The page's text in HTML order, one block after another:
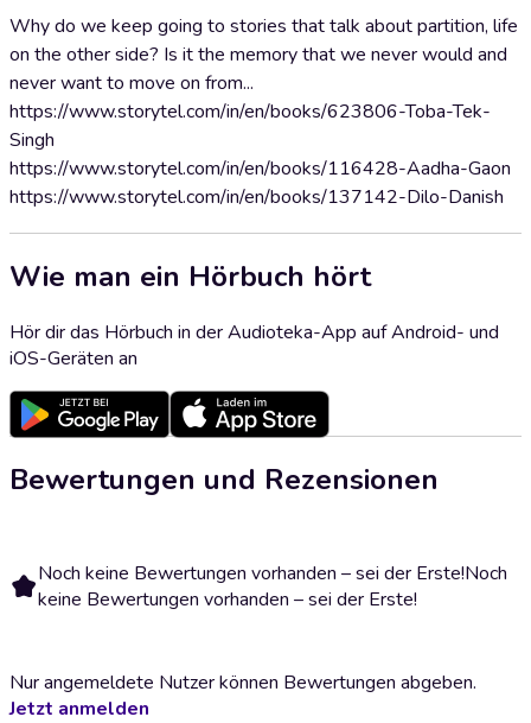
Why do we keep going to stories that talk about partition, life
on the other side? Is it the memory that we never would and
never want to move on from...
https://www.storytel.com/in/en/books/623806-Toba-Tek-
Singh
https://www.storytel.com/in/en/books/116428-Aadha-Gaon
https://www.storytel.com/in/en/books/137142-Dilo-Danish
Wie man ein Hörbuch hört
Hör dir das Hörbuch in der Audioteka-App auf Android- und
iOS-Geräten an
Bewertungen und Rezensionen
Noch keine Bewertungen vorhanden – sei der Erste!Noch
keine Bewertungen vorhanden – sei der Erste!
Nur angemeldete Nutzer können Bewertungen abgeben.
Jetzt anmelden